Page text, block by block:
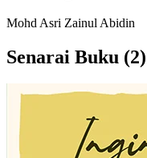
Mohd Asri Zainul Abidin
Senarai Buku (2)